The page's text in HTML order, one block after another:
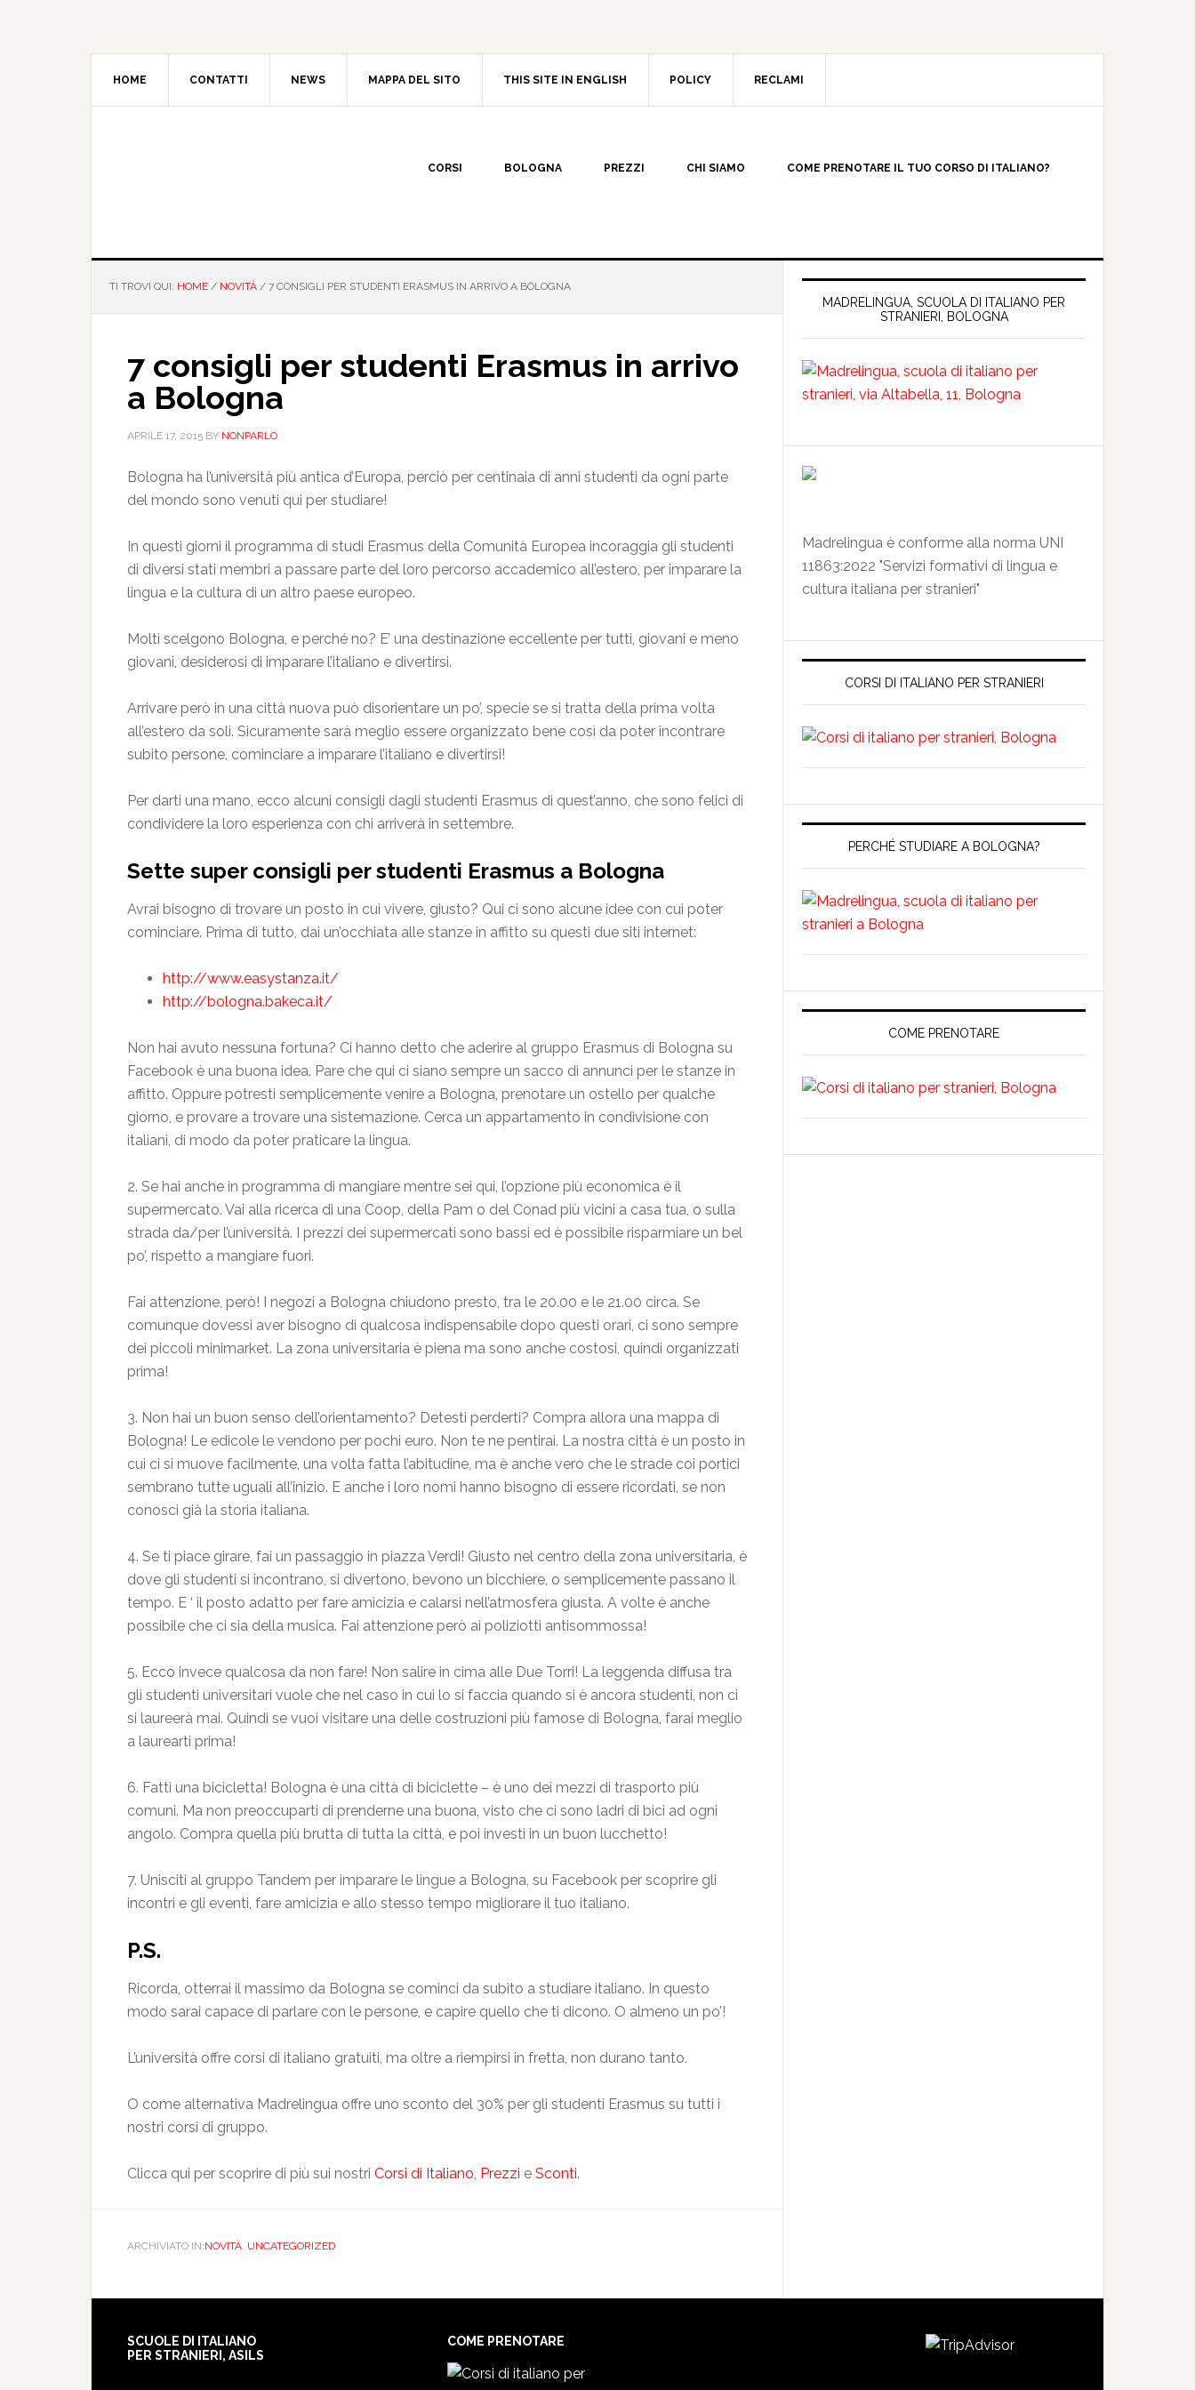
HOME CONTATTI NEWS MAPPA DEL SITO THIS SITE IN ENGLISH POLICY RECLAMI
CORSI BOLOGNA PREZZI CHI SIAMO COME PRENOTARE IL TUO CORSO DI ITALIANO?
TI TROVI QUI: HOME / NOVITÀ / 7 CONSIGLI PER STUDENTI ERASMUS IN ARRIVO A BOLOGNA
7 consigli per studenti Erasmus in arrivo
a Bologna
APRILE 17, 2015 BY NONPARLO
Bologna ha l’università più antica d’Europa, perciò per centinaia di anni studenti da ogni parte
del mondo sono venuti qui per studiare!
In questi giorni il programma di studi Erasmus della Comunità Europea incoraggia gli studenti
di diversi stati membri a passare parte del loro percorso accademico all’estero, per imparare la
lingua e la cultura di un altro paese europeo.
Molti scelgono Bologna, e perché no? E’ una destinazione eccellente per tutti, giovani e meno
giovani, desiderosi di imparare l’italiano e divertirsi.
Arrivare però in una città nuova può disorientare un po’, specie se si tratta della prima volta
all’estero da soli. Sicuramente sarà meglio essere organizzato bene così da poter incontrare
subito persone, cominciare a imparare l’italiano e divertirsi!
Per darti una mano, ecco alcuni consigli dagli studenti Erasmus di quest’anno, che sono felici di
condividere la loro esperienza con chi arriverà in settembre.
Sette super consigli per studenti Erasmus a Bologna
Avrai bisogno di trovare un posto in cui vivere, giusto? Qui ci sono alcune idee con cui poter
cominciare. Prima di tutto, dai un’occhiata alle stanze in affitto su questi due siti internet:
http://www.easystanza.it/
http://bologna.bakeca.it/
Non hai avuto nessuna fortuna? Ci hanno detto che aderire al gruppo Erasmus di Bologna su
Facebook è una buona idea. Pare che qui ci siano sempre un sacco di annunci per le stanze in
affitto. Oppure potresti semplicemente venire a Bologna, prenotare un ostello per qualche
giorno, e provare a trovare una sistemazione. Cerca un appartamento in condivisione con
italiani, di modo da poter praticare la lingua.
2. Se hai anche in programma di mangiare mentre sei qui, l’opzione più economica è il
supermercato. Vai alla ricerca di una Coop, della Pam o del Conad più vicini a casa tua, o sulla
strada da/per l’università. I prezzi dei supermercati sono bassi ed è possibile risparmiare un bel
po’, rispetto a mangiare fuori.
Fai attenzione, però! I negozi a Bologna chiudono presto, tra le 20.00 e le 21.00 circa. Se
comunque dovessi aver bisogno di qualcosa indispensabile dopo questi orari, ci sono sempre
dei piccoli minimarket. La zona universitaria è piena ma sono anche costosi, quindi organizzati
prima!
3. Non hai un buon senso dell’orientamento? Detesti perderti? Compra allora una mappa di
Bologna! Le edicole le vendono per pochi euro. Non te ne pentirai. La nostra città è un posto in
cui ci si muove facilmente, una volta fatta l’abitudine, ma è anche vero che le strade coi portici
sembrano tutte uguali all’inizio. E anche i loro nomi hanno bisogno di essere ricordati, se non
conosci già la storia italiana.
4. Se ti piace girare, fai un passaggio in piazza Verdi! Giusto nel centro della zona universitaria, è
dove gli studenti si incontrano, si divertono, bevono un bicchiere, o semplicemente passano il
tempo. E ‘ il posto adatto per fare amicizia e calarsi nell’atmosfera giusta. A volte è anche
possibile che ci sia della musica. Fai attenzione però ai poliziotti antisommossa!
5. Ecco invece qualcosa da non fare! Non salire in cima alle Due Torri! La leggenda diffusa tra
gli studenti universitari vuole che nel caso in cui lo si faccia quando si è ancora studenti, non ci
si laureerà mai. Quindi se vuoi visitare una delle costruzioni più famose di Bologna, farai meglio
a laurearti prima!
6. Fatti una bicicletta! Bologna è una città di biciclette – è uno dei mezzi di trasporto più
comuni. Ma non preoccuparti di prenderne una buona, visto che ci sono ladri di bici ad ogni
angolo. Compra quella più brutta di tutta la città, e poi investi in un buon lucchetto!
7. Unisciti al gruppo Tandem per imparare le lingue a Bologna, su Facebook per scoprire gli
incontri e gli eventi, fare amicizia e allo stesso tempo migliorare il tuo italiano.
P.S.
Ricorda, otterrai il massimo da Bologna se cominci da subito a studiare italiano. In questo
modo sarai capace di parlare con le persone, e capire quello che ti dicono. O almeno un po’!
L’università offre corsi di italiano gratuiti, ma oltre a riempirsi in fretta, non durano tanto.
O come alternativa Madrelingua offre uno sconto del 30% per gli studenti Erasmus su tutti i
nostri corsi di gruppo.
Clicca qui per scoprire di più sui nostri Corsi di Italiano, Prezzi e Sconti.
ARCHIVIATO IN:NOVITÀ, UNCATEGORIZED
MADRELINGUA, SCUOLA DI ITALIANO PER
STRANIERI, BOLOGNA
Madrelingua è conforme alla norma UNI
11863:2022 "Servizi formativi di lingua e
cultura italiana per stranieri"
CORSI DI ITALIANO PER STRANIERI
PERCHÉ STUDIARE A BOLOGNA?
COME PRENOTARE
SCUOLE DI ITALIANO
PER STRANIERI, ASILS
COME PRENOTARE